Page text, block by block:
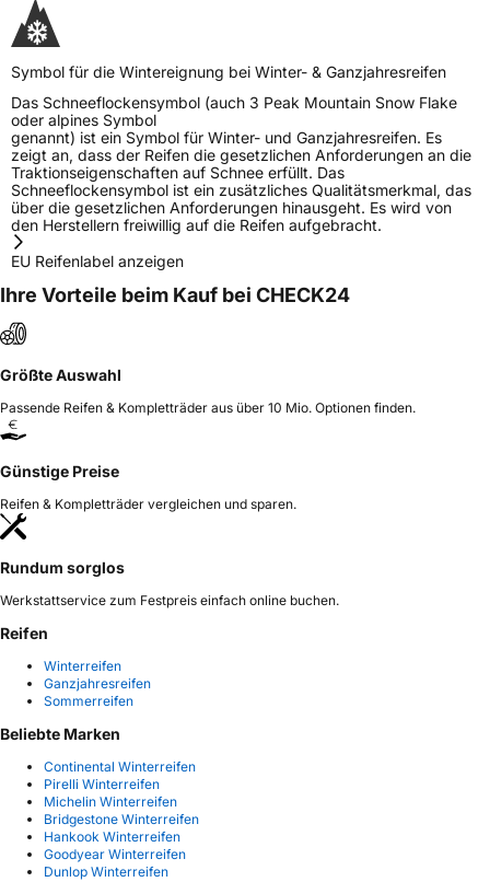
Symbol für die Wintereignung bei Winter- & Ganzjahresreifen
Das Schneeflockensymbol (auch 3 Peak Mountain Snow Flake
oder alpines Symbol
genannt) ist ein Symbol für Winter- und Ganzjahresreifen. Es
zeigt an, dass der Reifen die gesetzlichen Anforderungen an die
Traktionseigenschaften auf Schnee erfüllt. Das
Schneeflockensymbol ist ein zusätzliches Qualitätsmerkmal, das
über die gesetzlichen Anforderungen hinausgeht. Es wird von
den Herstellern freiwillig auf die Reifen aufgebracht.
EU Reifenlabel anzeigen
Ihre Vorteile beim Kauf bei CHECK24
Größte Auswahl
Passende Reifen & Kompletträder aus über 10 Mio. Optionen finden.
Günstige Preise
Reifen & Kompletträder vergleichen und sparen.
Rundum sorglos
Werkstattservice zum Festpreis einfach online buchen.
Reifen
Winterreifen
Ganzjahresreifen
Sommerreifen
Beliebte Marken
Continental Winterreifen
Pirelli Winterreifen
Michelin Winterreifen
Bridgestone Winterreifen
Hankook Winterreifen
Goodyear Winterreifen
Dunlop Winterreifen